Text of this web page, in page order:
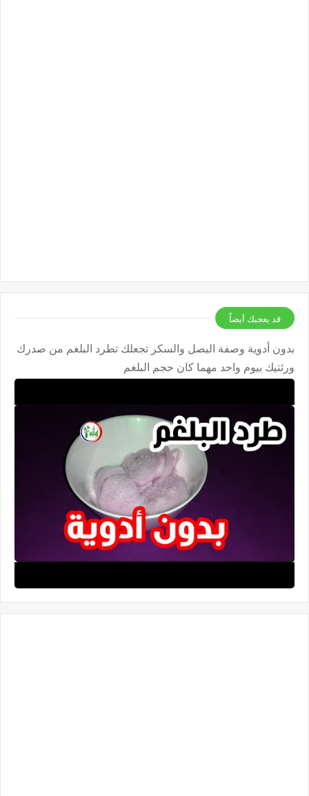
قد يعجبك أيضاً
بدون أدوية وصفة البصل والسكر تجعلك تطرد البلغم من صدرك
ورئتيك بيوم واحد مهما كان حجم البلغم